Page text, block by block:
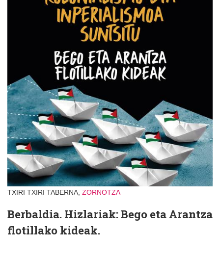
TXIRI TXIRI TABERNA, ZORNOTZA
Berbaldia. Hizlariak: Bego eta Arantza
flotillako kideak.